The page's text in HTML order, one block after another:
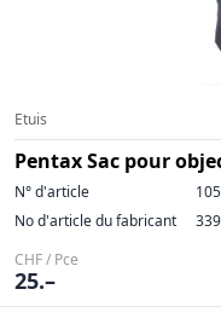
Etuis
Pentax Sac pour
N° d'article
No d'article du fabricant
CHF / Pce
25.–